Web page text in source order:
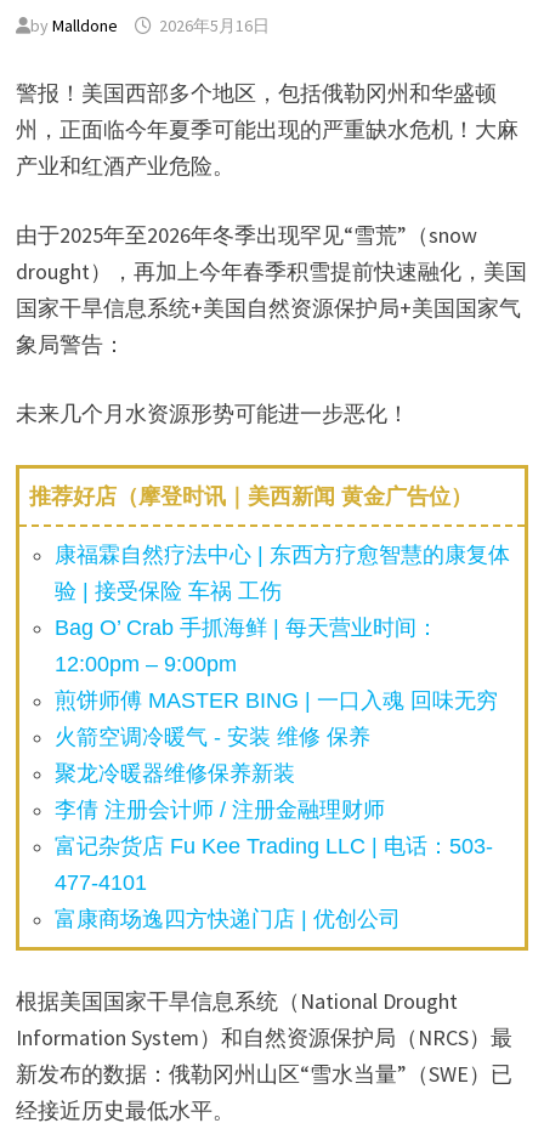
by Malldone 2026年5月16日
警报！美国西部多个地区，包括俄勒冈州和华盛顿
州，正面临今年夏季可能出现的严重缺水危机！大麻
产业和红酒产业危险。
由于2025年至2026年冬季出现罕见“雪荒”（snow
drought），再加上今年春季积雪提前快速融化，美国
国家干旱信息系统+美国自然资源保护局+美国国家气
象局警告：
未来几个月水资源形势可能进一步恶化！
推荐好店（摩登时讯｜美西新闻 黄金广告位）
康福霖自然疗法中心 | 东西方疗愈智慧的康复体
验 | 接受保险 车祸 工伤
Bag O’ Crab 手抓海鲜 | 每天营业时间：
12:00pm – 9:00pm
煎饼师傅 MASTER BING | 一口入魂 回味无穷
火箭空调冷暖气 - 安装 维修 保养
聚龙冷暖器维修保养新装
李倩 注册会计师 / 注册金融理财师
富记杂货店 Fu Kee Trading LLC | 电话：503-
477-4101
富康商场逸四方快递门店 | 优创公司
根据美国国家干旱信息系统（National Drought
Information System）和自然资源保护局（NRCS）最
新发布的数据：俄勒冈州山区“雪水当量”（SWE）已
经接近历史最低水平。